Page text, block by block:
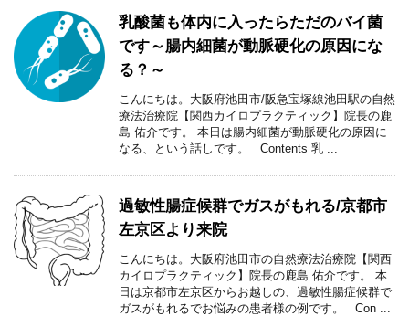
乳酸菌も体内に入ったらただのバイ菌
です～腸内細菌が動脈硬化の原因にな
る？～
こんにちは。大阪府池田市/阪急宝塚線池田駅の自然
療法治療院【関西カイロプラクティック】院長の鹿
島 佑介です。 本日は腸内細菌が動脈硬化の原因に
なる、という話しです。 Contents 乳 ...
過敏性腸症候群でガスがもれる/京都市
左京区より来院
こんにちは。大阪府池田市の自然療法治療院【関西
カイロプラクティック】院長の鹿島 佑介です。 本
日は京都市左京区からお越しの、過敏性腸症候群で
ガスがもれるでお悩みの患者様の例です。 Con ...